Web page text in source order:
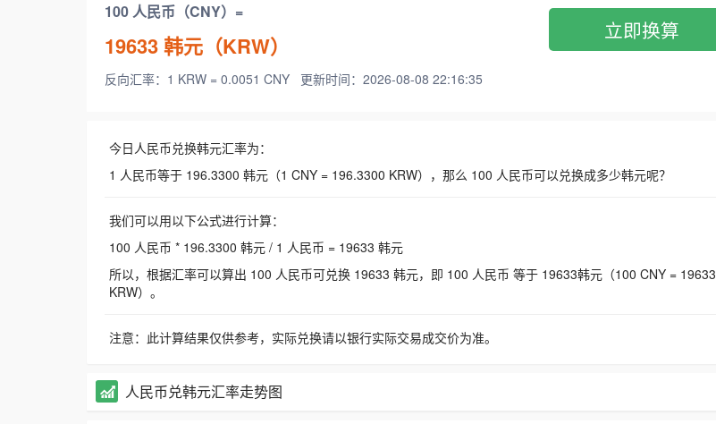
100 人民币（CNY）=
19633韩元（KRW）
反向汇率：1 KRW = 0.0051 CNY 更新时间：2026-08-08 22:16:35
立即换算
今日人民币兑换韩元汇率为：
1 人民币等于 196.3300 韩元（1 CNY = 196.3300 KRW），那么 100 人民币可以兑换成多少韩元呢？
我们可以用以下公式进行计算：
100 人民币 * 196.3300 韩元 / 1 人民币 = 19633 韩元
所以，根据汇率可以算出 100 人民币可兑换 19633 韩元，即 100 人民币 等于 19633韩元（100 CNY = 19633
KRW）。
注意：此计算结果仅供参考，实际兑换请以银行实际交易成交价为准。
人民币兑韩元汇率走势图